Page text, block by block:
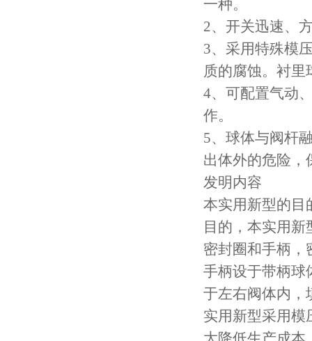
一种。
2、开关迅速、
3、采用特殊模
质的腐蚀。衬里
4、可配置气动
作。
5、球体与阀杆
出体外的危险，
发明内容
本实用新型的目
目的，本实用
密封圈和手柄，
手柄设于带柄球
于左右阀体内，
实用新型采用模